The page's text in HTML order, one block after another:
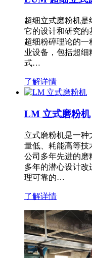
超细立式磨粉机是
它的设计和研究的
超细粉碎理论的
业设备，包括超
式…
了解详情
LM 立式磨粉机
立式磨粉机是一
量低、耗能高等技
公司多年先进的磨
多年的潜心设计改
理可靠的…
了解详情